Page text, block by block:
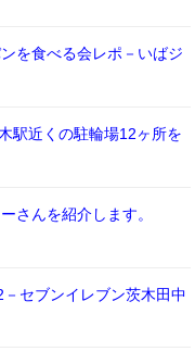
を食べる会レポ－いばジ
駅近くの駐輪場12ヶ所を
さんを紹介します。
セブンイレブン茨木田中